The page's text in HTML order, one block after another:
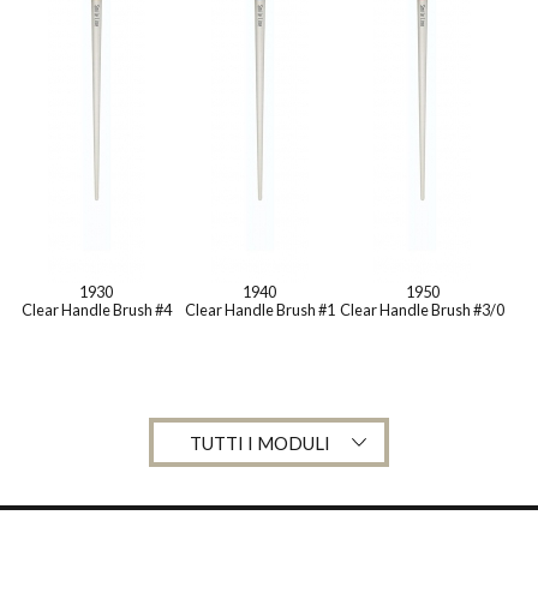
1930
Clear Handle Brush #4
1940
Clear Handle Brush #1
1950
Clear Handle Brush #3/0
TUTTI I MODULI